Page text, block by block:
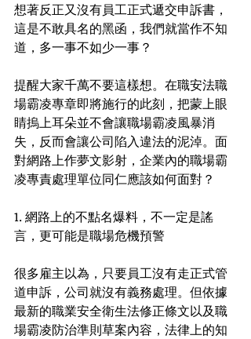
想著反正又沒有員工正式遞交申訴書，
這是不敢具名的黑函，我們就當作不知
道，多一事不如少一事？
提醒大家千萬不要這樣想。在職安法職
場霸凌專章即將施行的此刻，把蒙上眼
睛摀上耳朵並不會讓職場霸凌風暴消
失，反而會讓公司陷入違法的泥淖。面
對網路上作夢文影射，企業內的職場霸
凌專責處理單位同仁應該如何面對？
1. 網路上的不點名爆料，不一定是謠
言，更可能是職場危機預警
很多雇主以為，只要員工沒有走正式管
道申訴，公司就沒有義務處理。但依據
最新的職業安全衛生法修正條文以及職
場霸凌防治準則草案內容，法律上的知